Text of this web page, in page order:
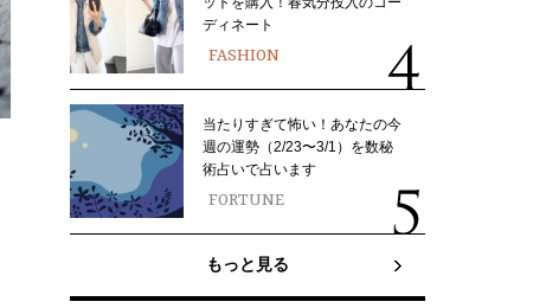
ディネート
FASHION
当たりすぎて怖い！あなたの今
週の運勢（2/23〜3/1）を数秘
術占いで占います
FORTUNE
もっと見る